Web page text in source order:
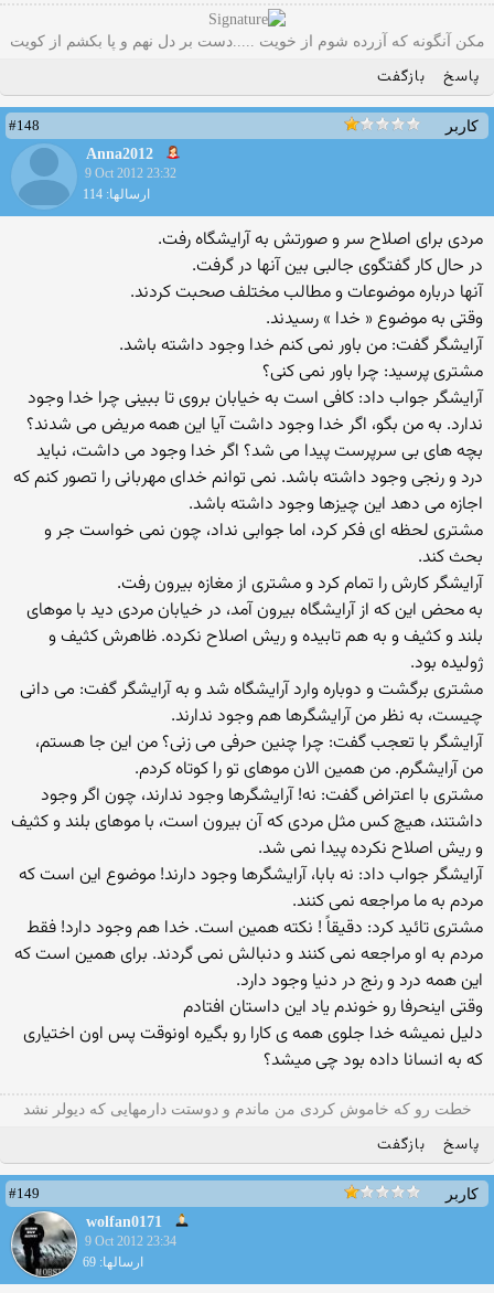
مکن آنگونه که آزرده شوم از خویت .....دست بر دل نهم و پا بکشم از کویت
پاسخ بازگفت
کاربر
#148
Anna2012
9 Oct 2012 23:32
ارسالها: 114
مردی برای اصلاح سر و صورتش به آرایشگاه رفت.
در حال کار گفتگوی جالبی بین آنها در گرفت.
آنها درباره موضوعات و مطالب مختلف صحبت کردند.
وقتی به موضوع « خدا » رسیدند.
آرایشگر گفت: من باور نمی کنم خدا وجود داشته باشد.
مشتری پرسید: چرا باور نمی کنی؟
آرایشگر جواب داد: کافی است به خیابان بروی تا ببینی چرا خدا وجود
ندارد. به من بگو، اگر خدا وجود داشت آیا این همه مریض می شدند؟
بچه های بی سرپرست پیدا می شد؟ اگر خدا وجود می داشت، نباید
درد و رنجی وجود داشته باشد. نمی توانم خدای مهربانی را تصور کنم که
اجازه می دهد این چیزها وجود داشته باشد.
مشتری لحظه ای فکر کرد، اما جوابی نداد، چون نمی خواست جر و
بحث کند.
آرایشگر کارش را تمام کرد و مشتری از مغازه بیرون رفت.
به محض این که از آرایشگاه بیرون آمد، در خیابان مردی دید با موهای
بلند و کثیف و به هم تابیده و ریش اصلاح نکرده. ظاهرش کثیف و
ژولیده بود.
مشتری برگشت و دوباره وارد آرایشگاه شد و به آرایشگر گفت: می دانی
چیست، به نظر من آرایشگرها هم وجود ندارند.
آرایشگر با تعجب گفت: چرا چنین حرفی می زنی؟ من این جا هستم،
من آرایشگرم. من همین الان موهای تو را کوتاه کردم.
مشتری با اعتراض گفت: نه! آرایشگرها وجود ندارند، چون اگر وجود
داشتند، هیچ کس مثل مردی که آن بیرون است، با موهای بلند و کثیف
و ریش اصلاح نکرده پیدا نمی شد.
آرایشگر جواب داد: نه بابا، آرایشگرها وجود دارند! موضوع این است که
مردم به ما مراجعه نمی کنند.
مشتری تائید کرد: دقیقاً ! نکته همین است. خدا هم وجود دارد! فقط
مردم به او مراجعه نمی کنند و دنبالش نمی گردند. برای همین است که
این همه درد و رنج در دنیا وجود دارد.
وقتی اینحرفا رو خوندم یاد این داستان افتادم
دلیل نمیشه خدا جلوی همه ی کارا رو بگیره اونوقت پس اون اختیاری
که به انسانا داده بود چی میشد؟
خطت رو که خاموش کردی من ماندم و دوستت دارمهایی که دیولر نشد
پاسخ بازگفت
کاربر
#149
wolfan0171
9 Oct 2012 23:34
ارسالها: 69